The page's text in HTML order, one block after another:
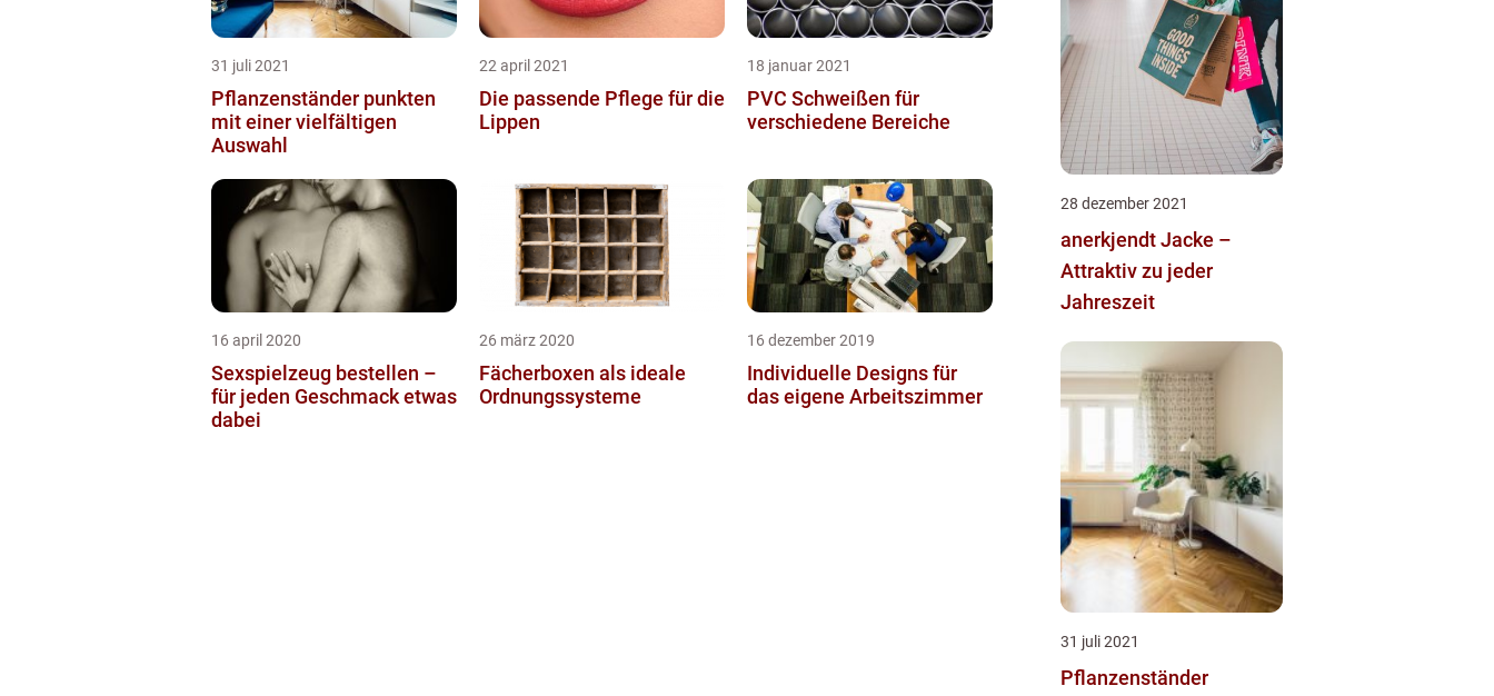
31 juli 2021
Pflanzenständer punkten
mit einer vielfältigen
Auswahl
22 april 2021
Die passende Pflege für die
Lippen
18 januar 2021
PVC Schweißen für
verschiedene Bereiche
16 april 2020
Sexspielzeug bestellen –
für jeden Geschmack etwas
dabei
26 märz 2020
Fächerboxen als ideale
Ordnungssysteme
16 dezember 2019
Individuelle Designs für
das eigene Arbeitszimmer
28 dezember 2021
anerkjendt Jacke –
Attraktiv zu jeder
Jahreszeit
31 juli 2021
Pflanzenständer